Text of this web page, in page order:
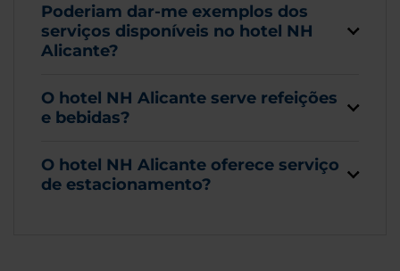
Poderiam dar-me exemplos dos
serviços disponíveis no hotel NH
Alicante?
O hotel NH Alicante serve refeições
e bebidas?
O hotel NH Alicante oferece serviço
de estacionamento?